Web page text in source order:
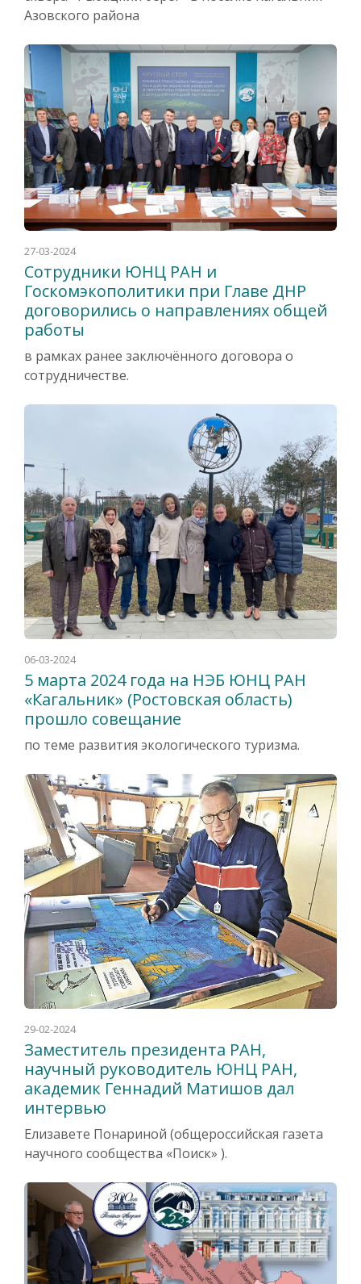
Азовского района
27-03-2024
Сотрудники ЮНЦ РАН и
Госкомэкополитики при Главе ДНР
договорились о направлениях общей
работы
в рамках ранее заключённого договора о
сотрудничестве.
06-03-2024
5 марта 2024 года на НЭБ ЮНЦ РАН
«Кагальник» (Ростовская область)
прошло совещание
по теме развития экологического туризма.
29-02-2024
Заместитель президента РАН,
научный руководитель ЮНЦ РАН,
академик Геннадий Матишов дал
интервью
Елизавете Понариной (общероссийская газета
научного сообщества «Поиск» ).